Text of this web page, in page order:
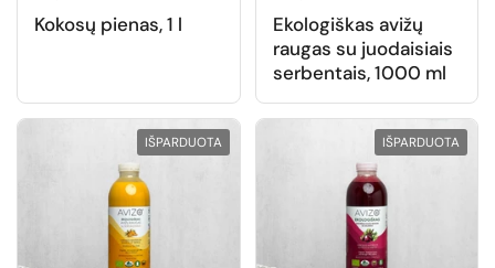
Kokosų pienas, 1 l
Ekologiškas avižų
raugas su juodaisiais
serbentais, 1000 ml
IŠPARDUOTA IŠPARDUOTA